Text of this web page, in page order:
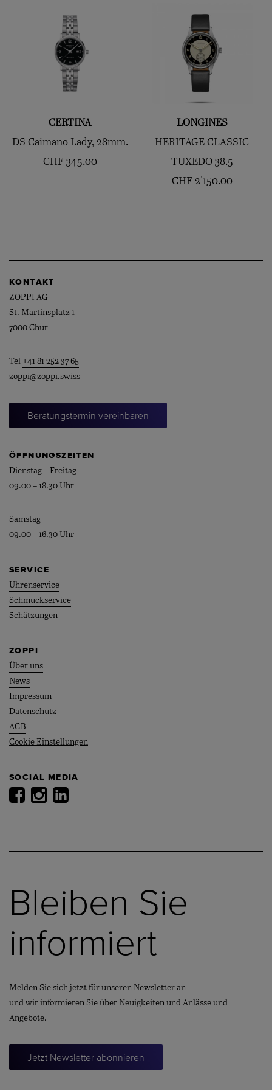
CERTINA
DS Caimano Lady, 28mm.
CHF 345.00
LONGINES
HERITAGE CLASSIC
TUXEDO 38.5
CHF 2'150.00
KONTAKT
ZOPPI AG
St. Martinsplatz 1
7000 Chur
Tel +41 81 252 37 65
zoppi@zoppi.swiss
Beratungstermin vereinbaren
ÖFFNUNGSZEITEN
Dienstag – Freitag
09.00 – 18.30 Uhr
Samstag
09.00 – 16.30 Uhr
SERVICE
Uhrenservice
Schmuckservice
Schätzungen
ZOPPI
Über uns
News
Impressum
Datenschutz
AGB
Cookie Einstellungen
SOCIAL MEDIA
Bleiben Sie
informiert
Melden Sie sich jetzt für unseren Newsletter an
und wir informieren Sie über Neuigkeiten und Anlässe und
Angebote.
Jetzt Newsletter abonnieren